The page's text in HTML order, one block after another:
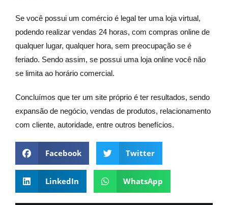
Se você possui um comércio é legal ter uma loja virtual,
podendo realizar vendas 24 horas, com compras online de
qualquer lugar, qualquer hora, sem preocupação se é
feriado. Sendo assim, se possui uma loja online você não
se limita ao horário comercial.
Concluímos que ter um site próprio é ter resultados, sendo
expansão de negócio, vendas de produtos, relacionamento
com cliente, autoridade, entre outros benefícios.
Facebook Twitter
LinkedIn WhatsApp